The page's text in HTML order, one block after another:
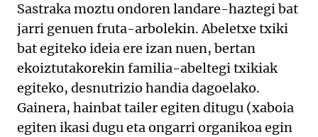
Sastraka moztu ondoren landare-haztegi bat
jarri genuen fruta-arbolekin. Abeletxe txiki
bat egiteko ideia ere izan nuen, bertan
ekoiztutakorekin familia-abeltegi txikiak
egiteko, desnutrizio handia dagoelako.
Gainera, hainbat tailer egiten ditugu (xaboia
egiten ikasi dugu eta ongarri organikoa egin